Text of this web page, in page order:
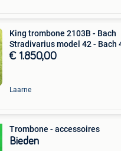
King trombone 2103B - Bach
Stradivarius model 42 - Bach
€ 1.850,00
Laarne
Trombone - accessoires
Bieden